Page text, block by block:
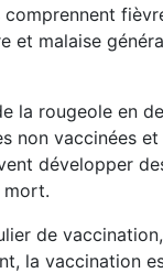
et malaise
la rougeole en
non vaccinées
développer
mort.
de
la vaccination